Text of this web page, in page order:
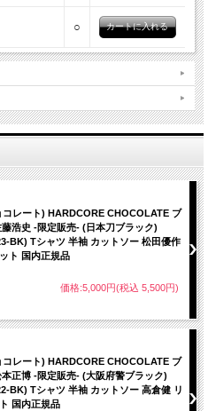
○
コレート) HARDCORE CHOCOLATE ブ
浩史 -限定販売- (日本刀ブラック)
BK) Tシャツ 半袖 カットソー 松田優作
ト 国内正規品
価格:5,000円(税込 5,500円)
コレート) HARDCORE CHOCOLATE ブ
正博 -限定販売- (大阪府警ブラック)
BK) Tシャツ 半袖 カットソー 高倉健 リ
国内正規品